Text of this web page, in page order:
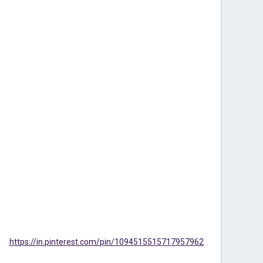
https://in.pinterest.com/pin/1094515515717957962